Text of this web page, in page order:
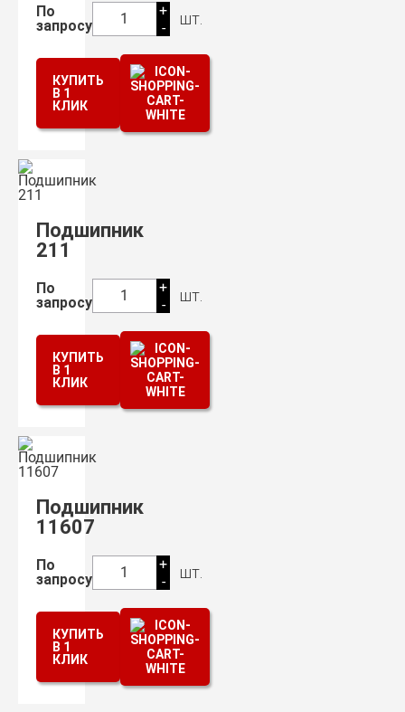
По
запросу
1
+
-
шт.
КУПИТЬ
В 1
КЛИК
Подшипник
211
По
запросу
1
+
-
шт.
КУПИТЬ
В 1
КЛИК
Подшипник
11607
По
запросу
1
+
-
шт.
КУПИТЬ
В 1
КЛИК